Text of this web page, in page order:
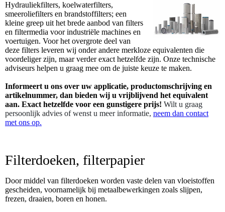
Hydrauliekfilters, koelwaterfilters,
smeeroliefilters en brandstoffilters; een
kleine greep uit het brede aanbod van filters
en filtermedia voor industriële machines en
voertuigen. Voor het overgrote deel van
deze filters leveren wij onder andere merkloze equivalenten die
voordeliger zijn, maar verder exact hetzelfde zijn. Onze technische
adviseurs helpen u graag mee om de juiste keuze te maken.
Informeert u ons over uw applicatie, productomschrijving en
artikelnummer, dan bieden wij u vrijblijvend het equivalent
aan. Exact hetzelfde voor een gunstigere prijs! Wilt u graag
persoonlijk advies of wenst u meer informatie, neem dan contact
met ons op.
Filterdoeken, filterpapier
Door middel van filterdoeken worden vaste delen van vloeistoffen
gescheiden, voornamelijk bij metaalbewerkingen zoals slijpen,
frezen, draaien, boren en honen.